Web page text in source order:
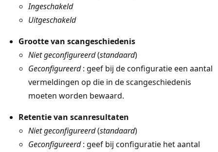
Ingeschakeld
Uitgeschakeld
Grootte van scangeschiedenis
Niet geconfigureerd(standaard)
Geconfigureerd: geef bij de configuratie een aantal
vermeldingen op die in de scangeschiedenis
moeten worden bewaard.
Retentie van scanresultaten
Niet geconfigureerd(standaard)
Geconfigureerd: geef bij configuratie het aantal